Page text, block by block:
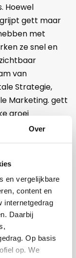
Over
en vergelijkbare
content en
internetgedrag
Daarbij
Op basis
op. We
Hoewel
gett maar
met
ze snel en
van
Strategie,
Marketing. gett
groei
als
Op dit
20 jaar ervaring
van